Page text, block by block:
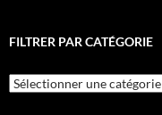
FILTRER PAR CATÉGORIE
Filtrer
par